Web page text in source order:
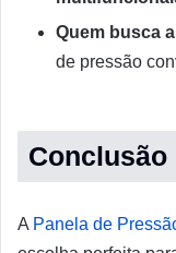
Quem busca
de pressão
Conclusão
A Panela de